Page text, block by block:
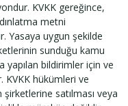
KVKK gereğince,
metni
Yasaya uygun şekilde
sunduğu kamu
yapılan bildirimler için ve
KVKK hükümleri ve
şirketlerine satılması veya